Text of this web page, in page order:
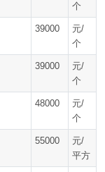
个
39000
元/
个
39000
元/
个
48000
元/
个
55000
元/
平方